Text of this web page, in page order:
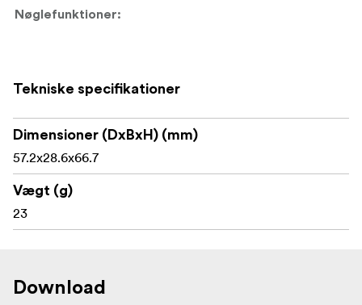
Nøglefunktioner:
Passer til kompatible Telson-kikkerter med en
Egnet til Toxin 3-18x50 og Target Master Victory 5-
32x56 okularhus
Førsteklasses letvægtskonstruktion
Beskytter okularlinsen mod støv og snavs
Fastgøres sikkert på okularhuset
Tekniske specifikationer
Dimensioner (DxBxH) (mm)
57.2x28.6x66.7
Vægt (g)
23
Download